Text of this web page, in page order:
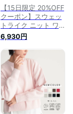
【15日限定 20%OFF
クーポン】スウェッ
トライク ニット ワ
ンピース レディース
クルーネック ロング
丈 長袖 リブ袖 着回
し リサイクルポリエ
ステル エコ ベーシ
ック きれいめ カジ
ュアル 秋 冬 M L サ
イズ 洗濯可 for/c フ
ォーシー 楽天room
6,930円